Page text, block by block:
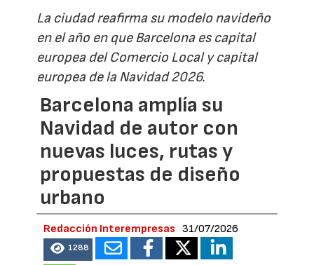
La ciudad reafirma su modelo navideño
en el año en que Barcelona es capital
europea del Comercio Local y capital
europea de la Navidad 2026.
Barcelona amplía su
Navidad de autor con
nuevas luces, rutas y
propuestas de diseño
urbano
Redacción Interempresas 31/07/2026
1288